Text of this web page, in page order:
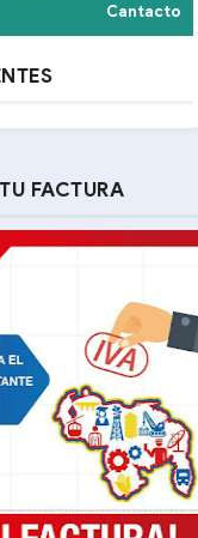
Cantacto
FACTURA